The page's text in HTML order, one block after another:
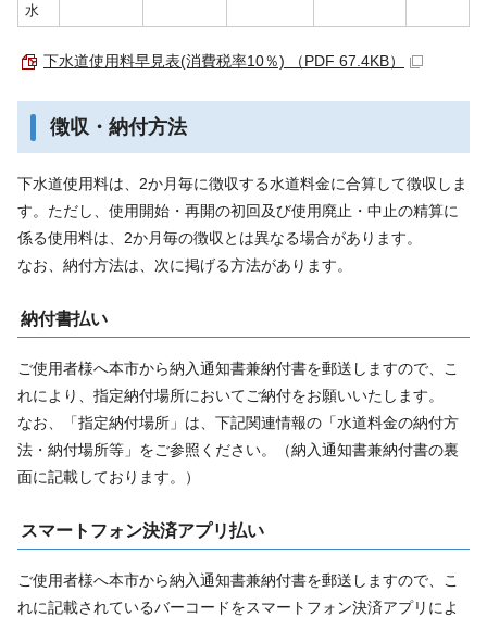
水
下水道使用料早見表(消費税率10％) （PDF 67.4KB）
徴収・納付方法
下水道使用料は、2か月毎に徴収する水道料金に合算して徴収しま
す。ただし、使用開始・再開の初回及び使用廃止・中止の精算に
係る使用料は、2か月毎の徴収とは異なる場合があります。
なお、納付方法は、次に掲げる方法があります。
納付書払い
ご使用者様へ本市から納入通知書兼納付書を郵送しますので、こ
れにより、指定納付場所においてご納付をお願いいたします。
なお、「指定納付場所」は、下記関連情報の「水道料金の納付方
法・納付場所等」をご参照ください。（納入通知書兼納付書の裏
面に記載しております。）
スマートフォン決済アプリ払い
ご使用者様へ本市から納入通知書兼納付書を郵送しますので、こ
れに記載されているバーコードをスマートフォン決済アプリによ